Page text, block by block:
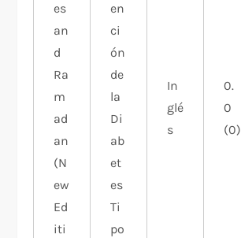
es
an
d
Ra
m
ad
an
(N
ew
Ed
iti
en
ci
ón
de
la
Di
ab
et
es
Ti
po
In
glé
s
0.
0
(0)